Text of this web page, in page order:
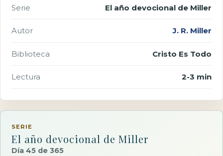
Serie El año devocional de Miller
Autor J. R. Miller
Biblioteca Cristo Es Todo
Lectura 2-3 min
SERIE
El año devocional de Miller
Día 45 de 365